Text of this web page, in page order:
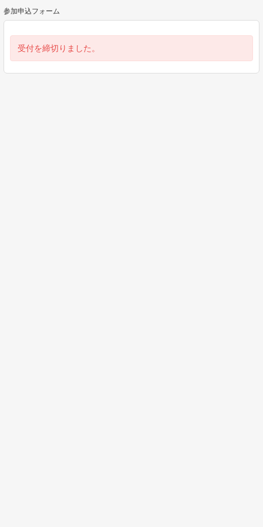
参加申込フォーム
受付を締切りました。